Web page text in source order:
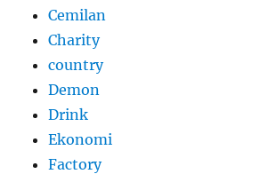
Cemilan
Charity
country
Demon
Drink
Ekonomi
Factory